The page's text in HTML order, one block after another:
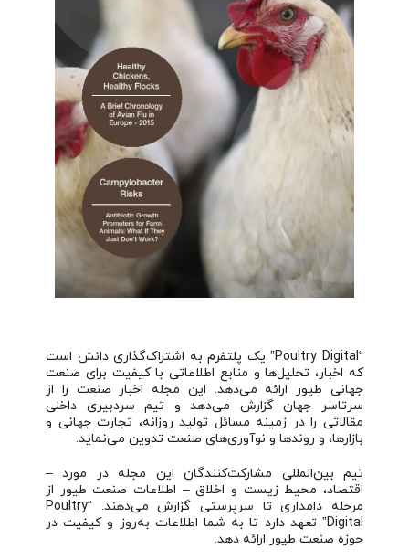
“Poultry Digital” یک پلتفرم به اشتراک‌گذاری دانش است
که اخبار، تحلیل‌ها و منابع اطلاعاتی با کیفیت برای صنعت
جهانی طیور ارائه می‌دهد. این مجله اخبار صنعت را از
سرتاسر جهان گزارش می‌دهد و تیم سردبیری داخلی
مقالاتی را در زمینه مسائل تولید روزانه، تجارت جهانی و
بازارها، و روندها و نوآوری‌های صنعت تدوین می‌نماید.
تیم بین‌المللی مشارکت‌کنندگان این مجله در مورد –
اقتصاد، محیط زیست و اخلاق – اطلاعات صنعت طیور از
مرحله دامداری تا سرپرستی گزارش می‌دهند. “Poultry
Digital” تعهد دارد تا به شما اطلاعات به‌روز و کیفیت در
حوزه صنعت طیور ارائه دهد.